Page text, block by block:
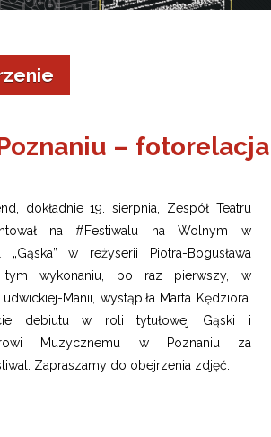
Poznaniu – fotorelacja
dokładnie 19. sierpnia, Zespół Teatru
na #Festiwalu na Wolnym w
„Gąska” w reżyserii Piotra-Bogusława
tym wykonaniu, po raz pierwszy, w
Manii, wystąpiła Marta Kędziora.
debiutu w roli tytułowej Gąski i
Muzycznemu w Poznaniu za
Zapraszamy do obejrzenia zdjęć.